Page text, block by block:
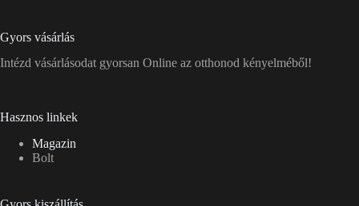
Gyors vásárlás
Intézd vásárlásodat gyorsan Online az otthonod kényelméből!
Hasznos linkek
Magazin
Bolt